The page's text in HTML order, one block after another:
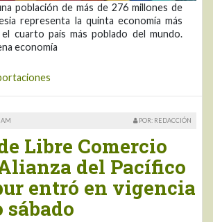
población de más de 276 millones de
representa la quinta economía más
cuarto país más poblado del mundo.
economía
AM POR: REDACCIÓN
Libre Comercio
del Pacífico
entró en vigencia